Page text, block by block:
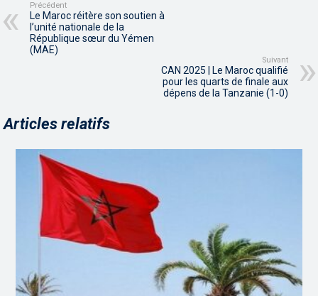
Précédent
Le Maroc réitère son soutien à
l’unité nationale de la
République sœur du Yémen
(MAE)
Suivant
CAN 2025 | Le Maroc qualifié
pour les quarts de finale aux
dépens de la Tanzanie (1-0)
Articles relatifs